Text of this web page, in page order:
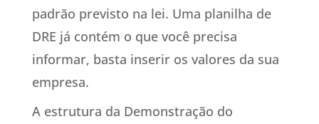
padrão previsto na lei. Uma planilha de
DRE já contém o que você precisa
informar, basta inserir os valores da sua
empresa.
A estrutura da Demonstração do